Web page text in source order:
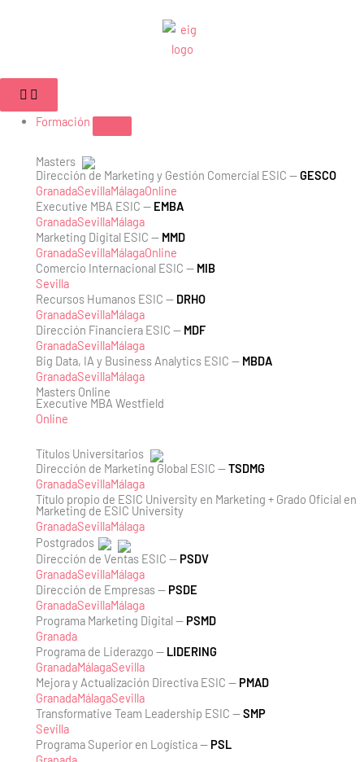
Formación
Masters
Dirección de Marketing y Gestión Comercial ESIC —GESCO
GranadaSevillaMálagaOnline
Executive MBA ESIC — EMBA
GranadaSevillaMálaga
Marketing Digital ESIC — MMD
GranadaSevillaMálagaOnline
Comercio Internacional ESIC — MIB
Sevilla
Recursos Humanos ESIC — DRHO
GranadaSevillaMálaga
Dirección Financiera ESIC — MDF
GranadaSevillaMálaga
Big Data, IA y Business Analytics ESIC — MBDA
GranadaSevillaMálaga
Masters Online
Executive MBA Westfield
Online
Títulos Universitarios
Dirección de Marketing Global ESIC —TSDMG
GranadaSevillaMálaga
Título propio de ESIC University en Marketing + Grado Oficial en
Marketing de ESIC University
GranadaSevillaMálaga
Postgrados
Dirección de Ventas ESIC — PSDV
GranadaSevillaMálaga
Dirección de Empresas — PSDE
GranadaSevillaMálaga
Programa Marketing Digital — PSMD
Granada
Programa de Liderazgo — LIDERING
GranadaMálagaSevilla
Mejora y Actualización Directiva ESIC — PMAD
GranadaMálagaSevilla
Transformative Team Leadership ESIC —SMP
Sevilla
Programa Superior en Logística — PSL
Cerrar
Abrir